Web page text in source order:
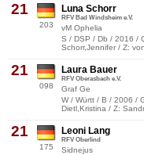
21
203
Luna Schorr
RFV Bad Windsheim e.V.
vM Ophelia
S / DSP / Db / 2016 /
Schorr,Jennifer / Z:
21
098
Laura Bauer
RFV Oberasbach e.V.
Graf Ge
W / Württ / B / 2006 /
Dietl,Kristina / Z:
21
175
Leoni Lang
RFV Oberlind
Sidnejus